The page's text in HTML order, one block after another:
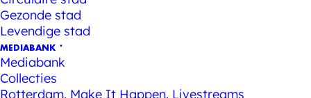
Gezonde stad
Levendige stad
MEDIABANK
Mediabank
Collecties
Rotterdam. Make It Happen. Livestreams